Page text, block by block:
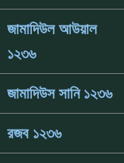
জামাদিউল আউয়াল
১২৩৬
জামাদিউস সানি ১২৩৬
রজব ১২৩৬